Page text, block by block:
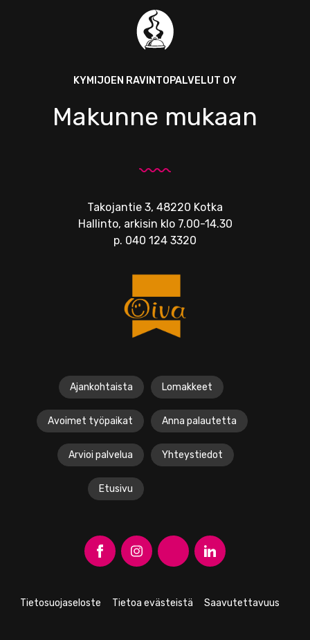
KYMIJOEN RAVINTOPALVELUT OY
Makunne mukaan
Takojantie 3, 48220 Kotka
Hallinto, arkisin klo 7.00-14.30
p. 040 124 3320
Ajankohtaista Lomakkeet
Avoimet työpaikat Anna palautetta
Arvioi palvelua Yhteystiedot
Etusivu
A
a
A
a
a
O
n
Tietosuojaseloste Tietoa evästeistä Saavutettavuus